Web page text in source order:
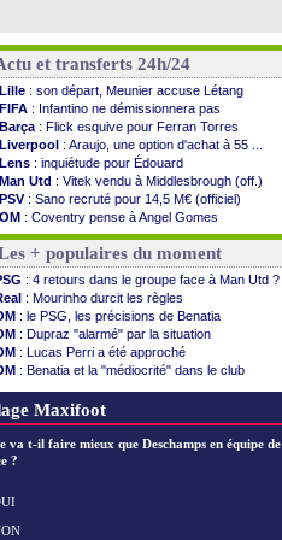
et transferts 24h/24
Lille : son départ, Meunier accuse Létang
FIFA : Infantino ne démissionnera pas
Barça : Flick esquive pour Ferran Torres
Liverpool : Araujo, une option d'achat à 55 ...
Lens : inquiétude pour Édouard
Man Utd : Vitek vendu à Middlesbrough (off.)
PSV : Sano recruté pour 14,5 M€ (officiel)
OM : Coventry pense à Angel Gomes
: Rafel Pol satisfait des progrès
: le Barça vainqueur puis battu
: Calhanoglu prêt à prolonger
: Abdelmonem veut rester
: le classement complet
: les résultats de la soirée
: Le Havre renversé par Oviedo
: Nice battu aux tirs au but
: Ivanovic proche de Lens
: Alvarez, le Barça va revoir son offre
: le Real bat Ferencvaros
+ populaires du moment
: 4 retours dans le groupe face à Man Utd ?
: Mourinho durcit les règles
: le PSG, les précisions de Benatia
: Dupraz "alarmé" par la situation
: Lucas Perri a été approché
: Benatia et la "médiocrité" dans le club
: B. Genesio - "ce n'est pas idéal"
Maxifoot
va t-il faire mieux que Deschamps en équipe de
?